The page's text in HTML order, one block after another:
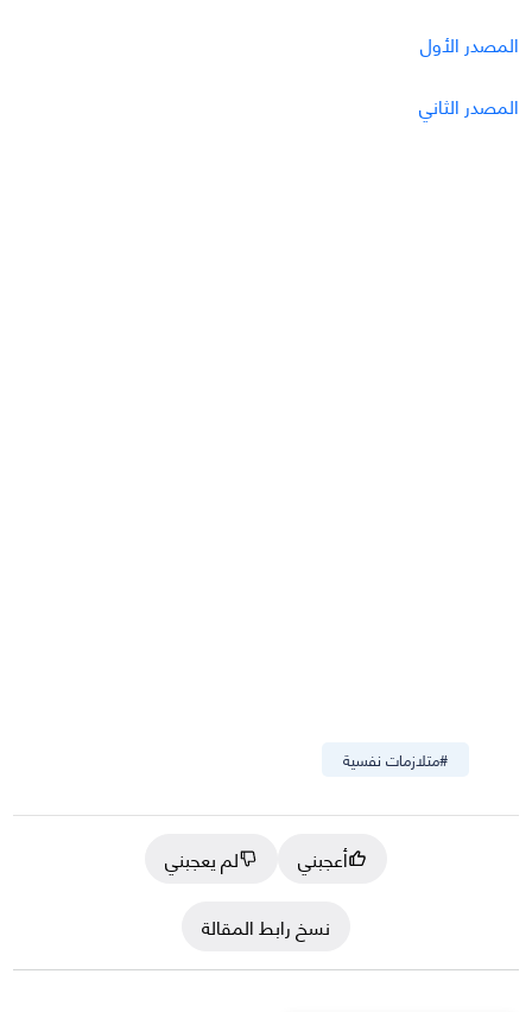
المصدر الأول
المصدر الثاني
#متلازمات نفسية
أعجبني
لم يعجبني
نسخ رابط المقالة